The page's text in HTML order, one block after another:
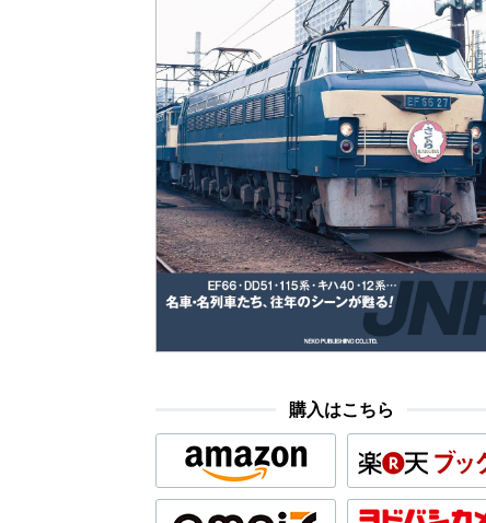
購入はこちら